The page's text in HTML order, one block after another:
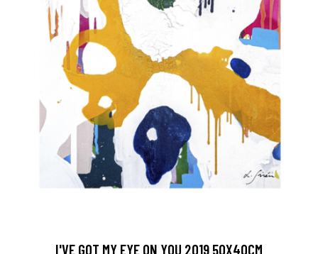
I'VE GOT MY EYE ON YOU 2019 50X40CM